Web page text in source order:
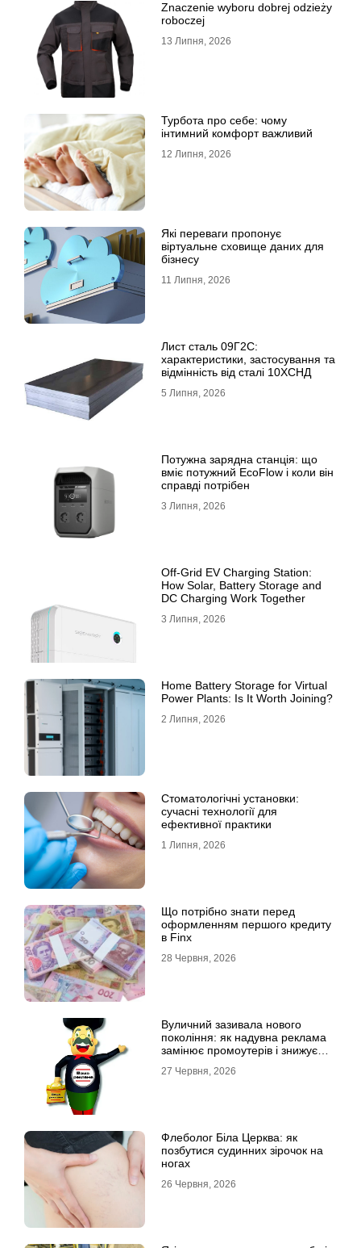
Znaczenie wyboru dobrej odzieży
roboczej
13 Липня, 2026
Турбота про себе: чому
інтимний комфорт важливий
12 Липня, 2026
Які переваги пропонує
віртуальне сховище даних для
бізнесу
11 Липня, 2026
Лист сталь 09Г2С:
характеристики, застосування та
відмінність від сталі 10ХСНД
5 Липня, 2026
Потужна зарядна станція: що
вміє потужний EcoFlow і коли він
справді потрібен
3 Липня, 2026
Off-Grid EV Charging Station:
How Solar, Battery Storage and
DC Charging Work Together
3 Липня, 2026
Home Battery Storage for Virtual
Power Plants: Is It Worth Joining?
2 Липня, 2026
Стоматологічні установки:
сучасні технології для
ефективної практики
1 Липня, 2026
Що потрібно знати перед
оформленням першого кредиту
в Finx
28 Червня, 2026
Вуличний зазивала нового
покоління: як надувна реклама
замінює промоутерів і знижує
27 Червня, 2026
Флеболог Біла Церква: як
позбутися судинних зірочок на
ногах
26 Червня, 2026